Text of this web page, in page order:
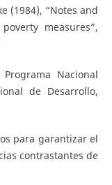
(1984), “Notes and
measures”,
Nacional
de Desarrollo,
para garantizar el
contrastantes de